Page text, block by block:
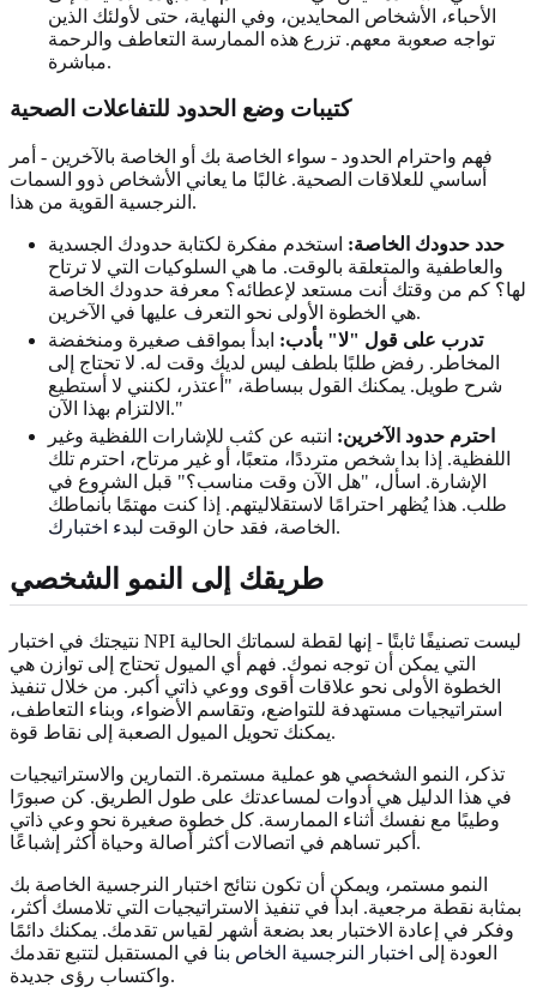
الأحباء، الأشخاص المحايدين، وفي النهاية، حتى لأولئك الذين
تواجه صعوبة معهم. تزرع هذه الممارسة التعاطف والرحمة
مباشرة.
كتيبات وضع الحدود للتفاعلات الصحية
فهم واحترام الحدود - سواء الخاصة بك أو الخاصة بالآخرين - أمر
أساسي للعلاقات الصحية. غالبًا ما يعاني الأشخاص ذوو السمات
النرجسية القوية من هذا.
حدد حدودك الخاصة: استخدم مفكرة لكتابة حدودك الجسدية
والعاطفية والمتعلقة بالوقت. ما هي السلوكيات التي لا ترتاح
لها؟ كم من وقتك أنت مستعد لإعطائه؟ معرفة حدودك الخاصة
هي الخطوة الأولى نحو التعرف عليها في الآخرين.
تدرب على قول "لا" بأدب: ابدأ بمواقف صغيرة ومنخفضة
المخاطر. رفض طلبًا بلطف ليس لديك وقت له. لا تحتاج إلى
شرح طويل. يمكنك القول ببساطة، "أعتذر، لكنني لا أستطيع
الالتزام بهذا الآن."
احترم حدود الآخرين: انتبه عن كثب للإشارات اللفظية وغير
اللفظية. إذا بدا شخص مترددًا، متعبًا، أو غير مرتاح، احترم تلك
الإشارة. اسأل، "هل الآن وقت مناسب؟" قبل الشروع في
طلب. هذا يُظهر احترامًا لاستقلاليتهم. إذا كنت مهتمًا بأنماطك
الخاصة، فقد حان الوقت لبدء اختبارك .
طريقك إلى النمو الشخصي
نتيجتك في اختبار NPI ليست تصنيفًا ثابتًا - إنها لقطة لسماتك الحالية
التي يمكن أن توجه نموك. فهم أي الميول تحتاج إلى توازن هي
الخطوة الأولى نحو علاقات أقوى ووعي ذاتي أكبر. من خلال تنفيذ
استراتيجيات مستهدفة للتواضع، وتقاسم الأضواء، وبناء التعاطف،
يمكنك تحويل الميول الصعبة إلى نقاط قوة.
تذكر، النمو الشخصي هو عملية مستمرة. التمارين والاستراتيجيات
في هذا الدليل هي أدوات لمساعدتك على طول الطريق. كن صبورًا
وطيبًا مع نفسك أثناء الممارسة. كل خطوة صغيرة نحو وعي ذاتي
أكبر تساهم في اتصالات أكثر أصالة وحياة أكثر إشباعًا.
النمو مستمر، ويمكن أن تكون نتائج اختبار النرجسية الخاصة بك
بمثابة نقطة مرجعية. ابدأ في تنفيذ الاستراتيجيات التي تلامسك أكثر،
وفكر في إعادة الاختبار بعد بضعة أشهر لقياس تقدمك. يمكنك دائمًا
العودة إلى اختبار النرجسية الخاص بنا في المستقبل لتتبع تقدمك
واكتساب رؤى جديدة.